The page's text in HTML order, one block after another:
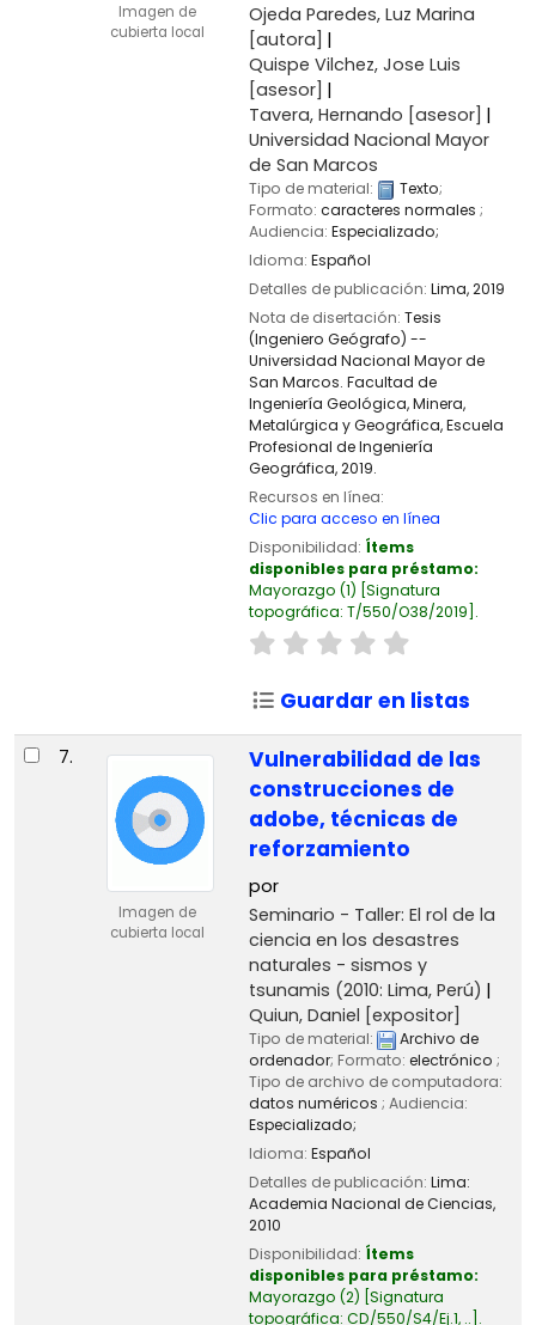
Imagen de
cubierta local
Ojeda Paredes, Luz Marina
[autora]
Quispe Vilchez, Jose Luis
[asesor]
Tavera, Hernando [asesor]
Universidad Nacional Mayor
de San Marcos
Tipo de material: Texto;
Formato: caracteres normales ;
Audiencia: Especializado;
Idioma: Español
Detalles de publicación: Lima,2019
Nota de disertación: Tesis
(Ingeniero Geógrafo) --
Universidad Nacional Mayor de
San Marcos. Facultad de
Ingeniería Geológica, Minera,
Metalúrgica y Geográfica, Escuela
Profesional de Ingeniería
Geográfica, 2019.
Recursos en línea:
Clic para acceso en línea
Disponibilidad: Ítems
disponibles para préstamo:
Mayorazgo (1) Signatura
topográfica: T/550/O38/2019 .
Guardar en listas
7.
Imagen de
cubierta local
Vulnerabilidad de las
construcciones de
adobe, técnicas de
reforzamiento
por
Seminario - Taller: El rol de la
ciencia en los desastres
naturales - sismos y
tsunamis (2010: Lima, Perú)
Quiun, Daniel [expositor]
Tipo de material:
Archivo de
ordenador; Formato: electrónico ;
Tipo de archivo de computadora:
datos numéricos ; Audiencia:
Especializado;
Idioma: Español
Detalles de publicación: Lima:
Academia Nacional de Ciencias,
2010
Disponibilidad: Ítems
disponibles para préstamo:
Mayorazgo (2) Signatura
topográfica: CD/550/S4/Ej.1, .. .